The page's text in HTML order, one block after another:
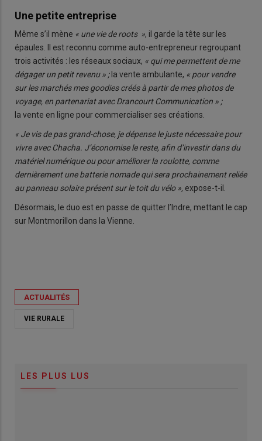
Une petite entreprise
Même s’il mène « une vie de roots », il garde la tête sur les
épaules. Il est reconnu comme auto-entrepreneur regroupant
trois activités : les réseaux sociaux, « qui me permettent de me
dégager un petit revenu » ;la vente ambulante, « pour vendre
sur les marchés mes goodies créés à partir de mes photos de
voyage, en partenariat avec Drancourt Communication » ;
la vente en ligne pour commercialiser ses créations.
« Je vis de pas grand-chose, je dépense le juste nécessaire pour
vivre avec Chacha. J’économise le reste, afin d’investir dans du
matériel numérique ou pour améliorer la roulotte, comme
dernièrement une batterie nomade qui sera prochainement reliée
au panneau solaire présent sur le toit du vélo », expose-t-il.
Désormais, le duo est en passe de quitter l’Indre, mettant le cap
sur Montmorillon dans la Vienne.
ACTUALITÉS
VIE RURALE
LES PLUS LUS